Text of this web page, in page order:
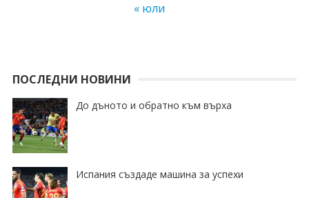
« юли
ПОСЛЕДНИ НОВИНИ
До дъното и обратно към върха
Испания създаде машина за успехи